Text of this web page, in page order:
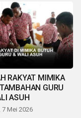
RAKYAT MIMIKA
GURU
ASUH
7 Mei 2026